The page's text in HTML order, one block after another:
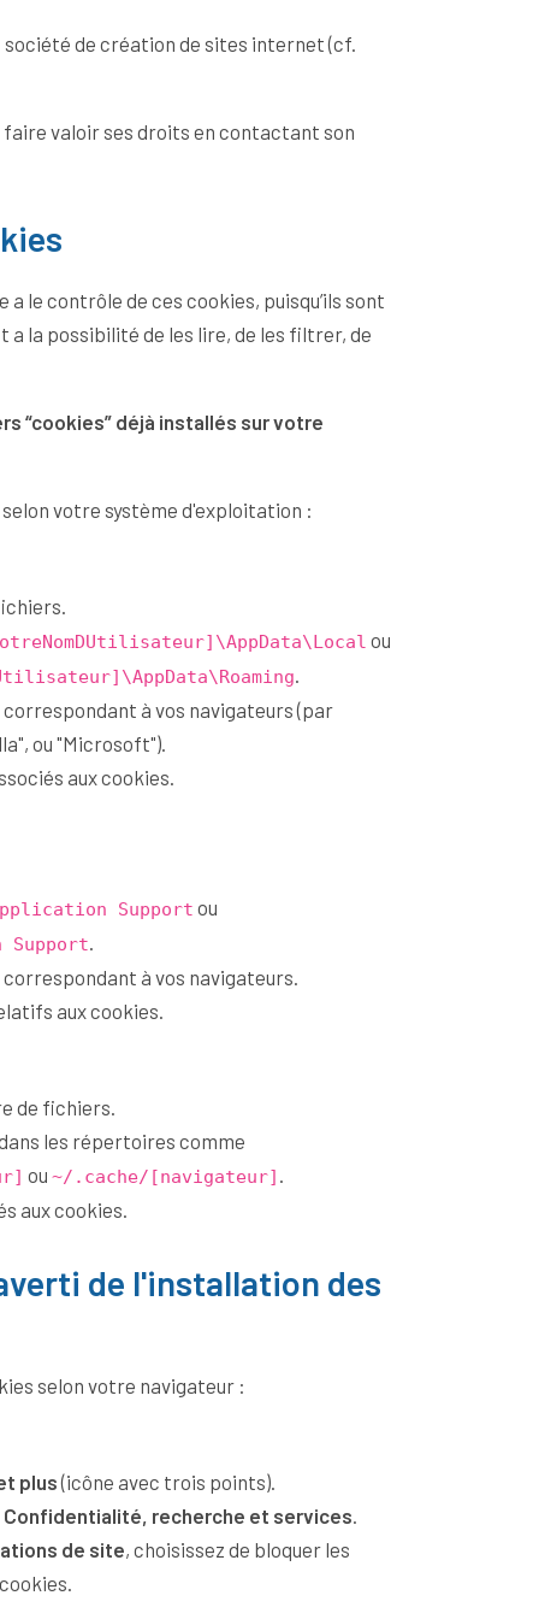
de création de sites internet (cf.
valoir ses droits en contactant son
a le contrôle de ces cookies, puisqu’ils sont
a la possibilité de les lire, de les filtrer, de
“cookies” déjà installés sur votre
votre système d'exploitation :
ou
à vos navigateurs (par
ou "Microsoft").
aux cookies.
Support ou
à vos navigateurs.
aux cookies.
de fichiers.
les répertoires comme
ou ~/.cache/[navigateur] .
aux cookies.
de l'installation des
selon votre navigateur :
plus(icône avec trois points).
Confidentialité, recherche et services.
de site, choisissez de bloquer les